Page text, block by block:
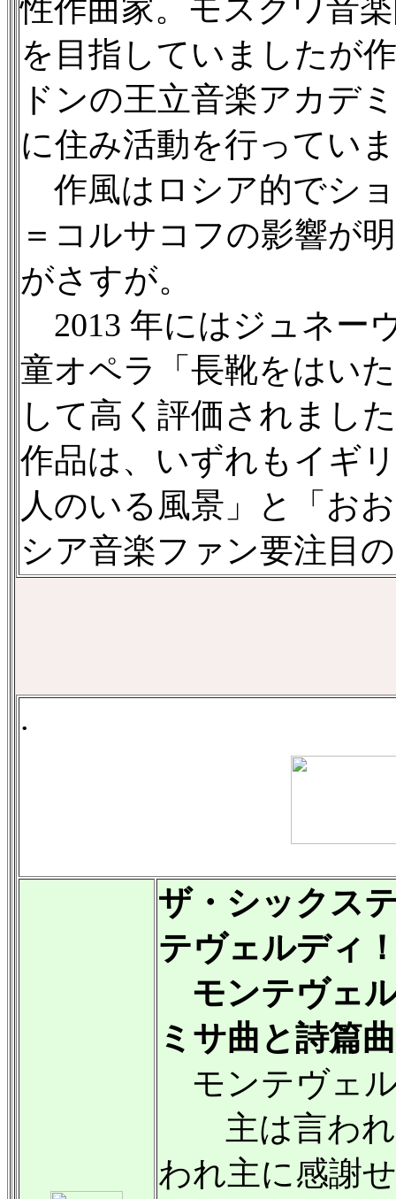
性作曲家。モスクワ音
を目指していましたが
ドンの王立音楽アカデ
に住み活動を行ってい
作風はロシア的でシ
＝コルサコフの影響が
がさすが。
2013 年にはジュネー
童オペラ「長靴をはい
して高く評価されまし
作品は、いずれもイギ
人のいる風景」と「お
シア音楽ファン要注目
.
ザ・シックス
テヴェルディ
モンテヴェ
ミサ曲と詩篇
モンテヴェ
主は言われ
われ主に感謝